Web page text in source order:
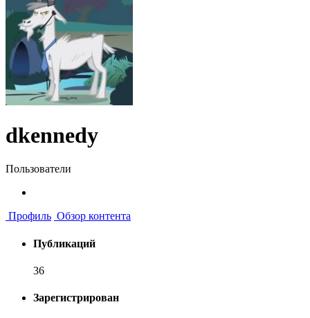
dkennedy
Пользователи
Профиль Обзор контента
Публикаций
36
Зарегистрирован